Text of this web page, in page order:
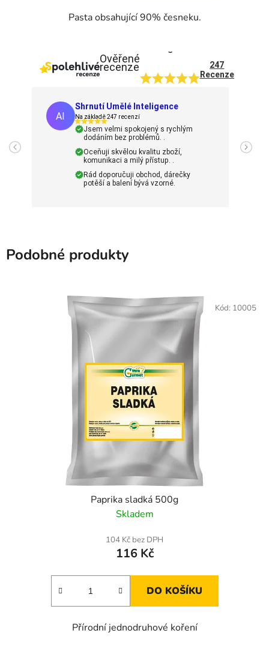
Pasta obsahující 90% česneku.
Ověřené
recenze
5
247
Recenze
AI
Shrnutí Umělé Inteligence
Na základě 247 recenzí
Jsem velmi spokojený s rychlým
dodáním bez problémů. .
Oceňuji skvělou kvalitu zboží,
komunikaci a milý přístup. .
Rád doporučuji obchod, dárečky
potěší a balení bývá vzorné.
Podobné produkty
Paprika sladká 500g
Skladem
104 Kč bez DPH
116 Kč
DO KOŠÍKU
Přírodní jednodruhové koření
Kód: 10005